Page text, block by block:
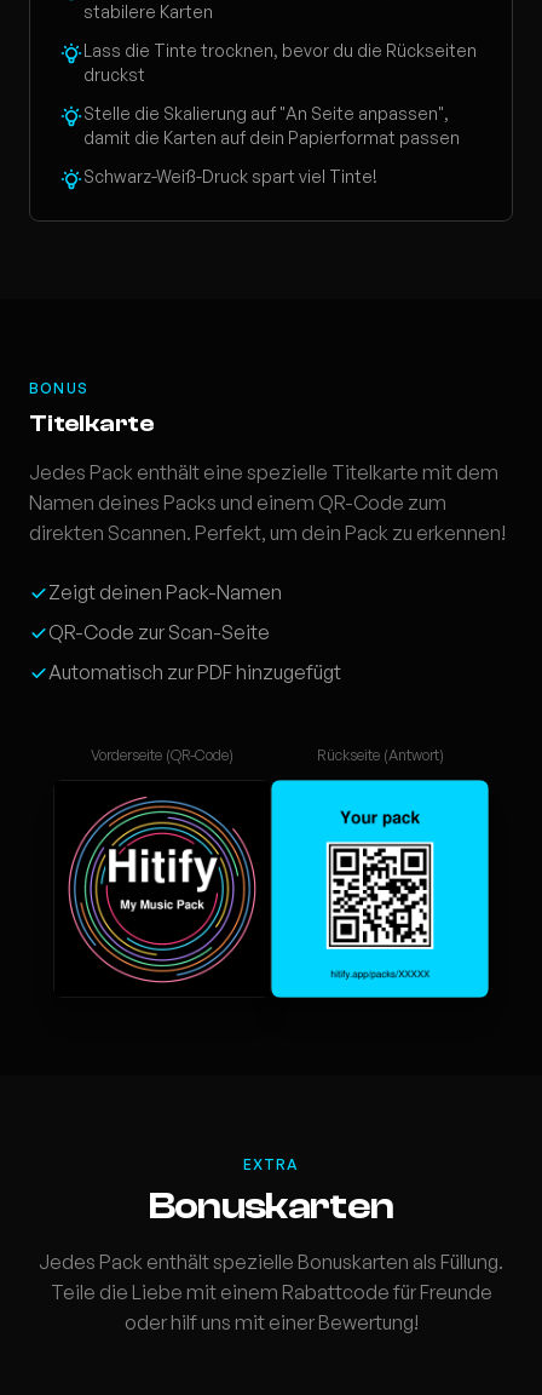
stabilere Karten
Lass die Tinte trocknen, bevor du die Rückseiten
druckst
Stelle die Skalierung auf "An Seite anpassen",
damit die Karten auf dein Papierformat passen
Schwarz-Weiß-Druck spart viel Tinte!
BONUS
Titelkarte
Jedes Pack enthält eine spezielle Titelkarte mit dem
Namen deines Packs und einem QR-Code zum
direkten Scannen. Perfekt, um dein Pack zu erkennen!
Zeigt deinen Pack-Namen
QR-Code zur Scan-Seite
Automatisch zur PDF hinzugefügt
Vorderseite (QR-Code) Rückseite (Antwort)
EXTRA
Bonuskarten
Jedes Pack enthält spezielle Bonuskarten als Füllung.
Teile die Liebe mit einem Rabattcode für Freunde
oder hilf uns mit einer Bewertung!